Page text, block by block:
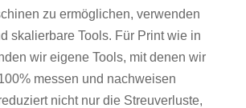
zu ermöglichen, verwenden
skalierbare Tools. Für Print wie in
wir eigene Tools, mit denen wir
messen und nachweisen
nicht nur die Streuverluste,